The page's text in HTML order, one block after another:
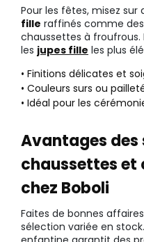
Pour les fêtes, misez sur
fille raffinés comme
chaussettes à
les jupes fille les plus
• Finitions délicates et
• Couleurs surs ou
• Idéal pour les
Avantages des
chaussettes et
chez Boboli
Faites de bonnes
sélection variée en